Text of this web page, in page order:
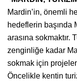
Mardin’in, önemli
hedeflerin başında
arasına sokmaktır.
zenginliğe kadar
sokmak için
Öncelikle kentin